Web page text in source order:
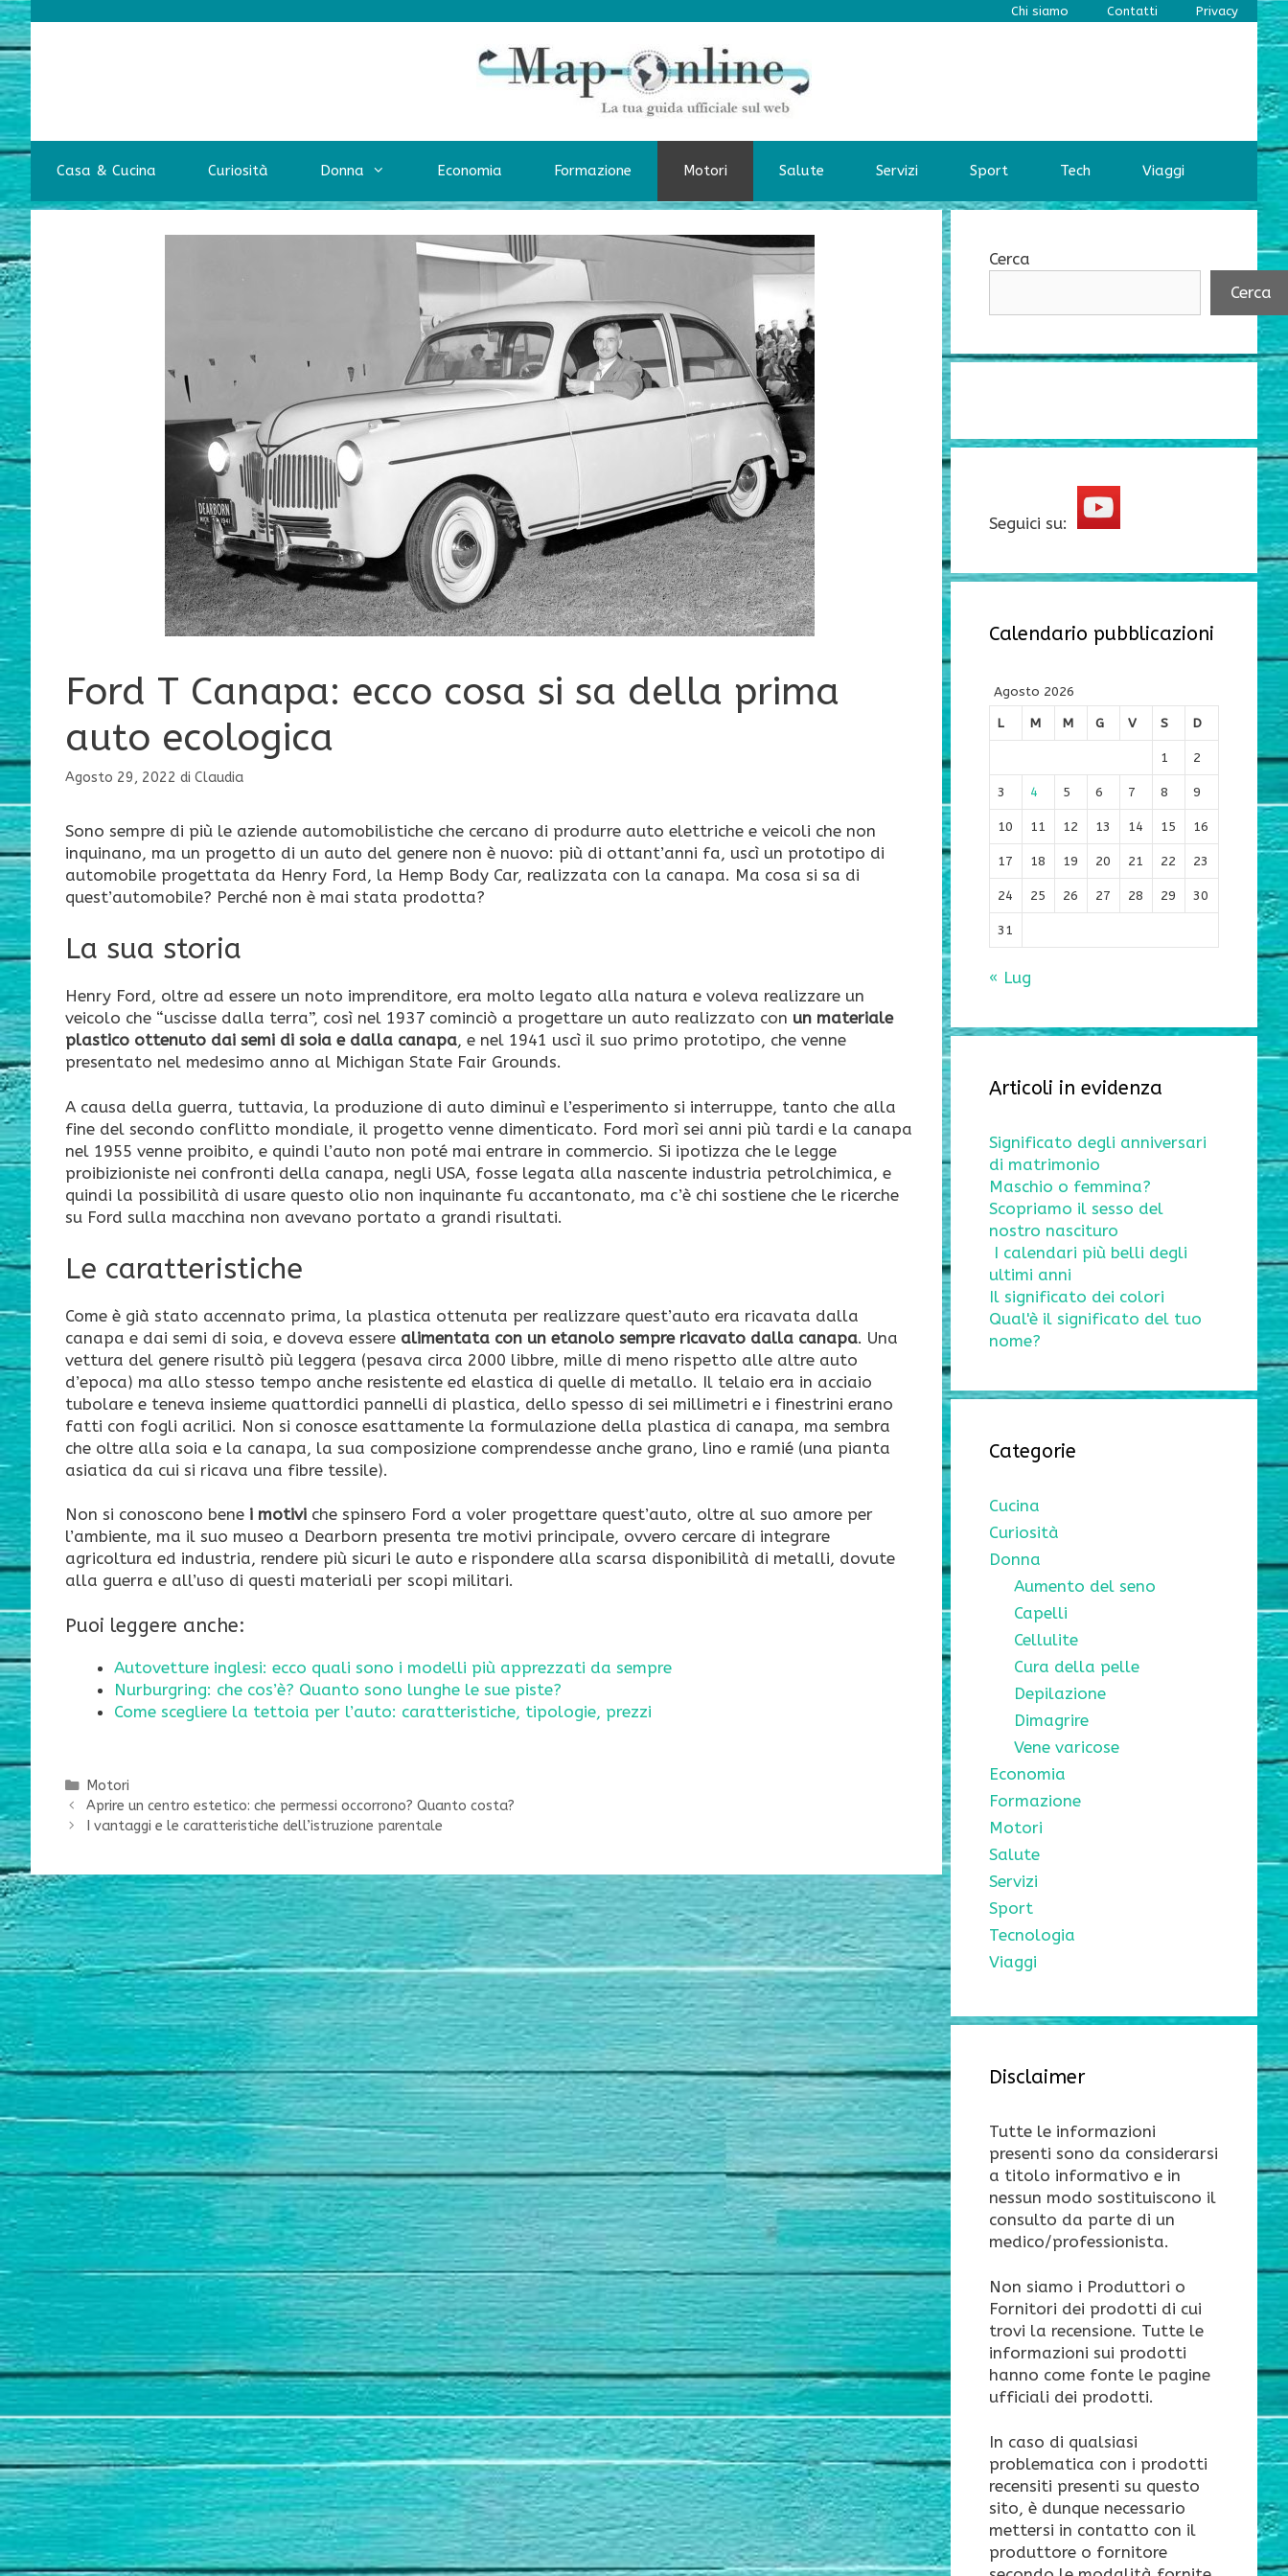
Vai
al
contenuto
Chi siamo Contatti Privacy
Casa & Cucina Curiosità Donna Economia Formazione Motori Salute Servizi Sport Tech Viaggi
Ford T Canapa: ecco cosa si sa della prima
auto ecologica
Agosto 29, 2022 di Claudia
Sono sempre di più le aziende automobilistiche che cercano di produrre auto elettriche e veicoli che non
inquinano, ma un progetto di un auto del genere non è nuovo: più di ottant’anni fa, uscì un prototipo di
automobile progettata da Henry Ford, la Hemp Body Car, realizzata con la canapa. Ma cosa si sa di
quest’automobile? Perché non è mai stata prodotta?
La sua storia
Henry Ford, oltre ad essere un noto imprenditore, era molto legato alla natura e voleva realizzare un
veicolo che “uscisse dalla terra”, così nel 1937 cominciò a progettare un auto realizzato con un materiale
plastico ottenuto dai semi di soia e dalla canapa, e nel 1941 uscì il suo primo prototipo, che venne
presentato nel medesimo anno al Michigan State Fair Grounds.
A causa della guerra, tuttavia, la produzione di auto diminuì e l’esperimento si interruppe, tanto che alla
fine del secondo conflitto mondiale, il progetto venne dimenticato. Ford morì sei anni più tardi e la canapa
nel 1955 venne proibito, e quindi l’auto non poté mai entrare in commercio. Si ipotizza che le legge
proibizioniste nei confronti della canapa, negli USA, fosse legata alla nascente industria petrolchimica, e
quindi la possibilità di usare questo olio non inquinante fu accantonato, ma c’è chi sostiene che le ricerche
su Ford sulla macchina non avevano portato a grandi risultati.
Le caratteristiche
Come è già stato accennato prima, la plastica ottenuta per realizzare quest’auto era ricavata dalla
canapa e dai semi di soia, e doveva essere alimentata con un etanolo sempre ricavato dalla canapa. Una
vettura del genere risultò più leggera (pesava circa 2000 libbre, mille di meno rispetto alle altre auto
d’epoca) ma allo stesso tempo anche resistente ed elastica di quelle di metallo. Il telaio era in acciaio
tubolare e teneva insieme quattordici pannelli di plastica, dello spesso di sei millimetri e i finestrini erano
fatti con fogli acrilici. Non si conosce esattamente la formulazione della plastica di canapa, ma sembra
che oltre alla soia e la canapa, la sua composizione comprendesse anche grano, lino e ramié (una pianta
asiatica da cui si ricava una fibre tessile).
Non si conoscono bene i motivi che spinsero Ford a voler progettare quest’auto, oltre al suo amore per
l’ambiente, ma il suo museo a Dearborn presenta tre motivi principale, ovvero cercare di integrare
agricoltura ed industria, rendere più sicuri le auto e rispondere alla scarsa disponibilità di metalli, dovute
alla guerra e all’uso di questi materiali per scopi militari.
Puoi leggere anche:
Autovetture inglesi: ecco quali sono i modelli più apprezzati da sempre
Nurburgring: che cos’è? Quanto sono lunghe le sue piste?
Come scegliere la tettoia per l’auto: caratteristiche, tipologie, prezzi
Categorie
Motori
Aprire un centro estetico: che permessi occorrono? Quanto costa?
I vantaggi e le caratteristiche dell’istruzione parentale
Cerca
Cerca
Seguici su:
Calendario pubblicazioni
Agosto 2026
L
M M G V S D
1 2
3 4 5 6 7 8 9
10 11 12 13 14 15 16
17 18 19 20 21 22 23
24 25 26 27 28 29 30
31
« Lug
Articoli in evidenza
Significato degli anniversari
di matrimonio
Maschio o femmina?
Scopriamo il sesso del
nostro nascituro
I calendari più belli degli
ultimi anni
Il significato dei colori
Qual'è il significato del tuo
nome?
Categorie
Cucina
Curiosità
Donna
Aumento del seno
Capelli
Cellulite
Cura della pelle
Depilazione
Dimagrire
Vene varicose
Economia
Formazione
Motori
Salute
Servizi
Sport
Tecnologia
Viaggi
Disclaimer
Tutte le informazioni
presenti sono da considerarsi
a titolo informativo e in
nessun modo sostituiscono il
consulto da parte di un
medico/professionista.
Non siamo i Produttori o
Fornitori dei prodotti di cui
trovi la recensione. Tutte le
informazioni sui prodotti
hanno come fonte le pagine
ufficiali dei prodotti.
In caso di qualsiasi
problematica con i prodotti
recensiti presenti su questo
sito, è dunque necessario
mettersi in contatto con il
produttore o fornitore